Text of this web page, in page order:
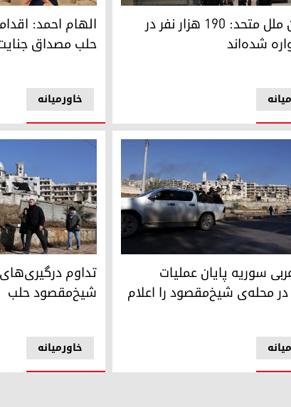
نفر در حلب آواره شده‌اند سازمان ملل متحد: ۱۹۰ هزار نفر در
شده‌اند
الهام احمد:
خاورمیانه
الهام احمد:
حلب مصداق
مناطق کوردستانی به شمال و شرق سوریه
سوریه پایان عملیات نظامی در محله‌ی شیخ‌مقصود را
سوریه پایان عملیات
محله‌ی شیخ‌مقصود را اعلام
تداوم درگیری‌های
خاورمیانه
تداوم
شیخ‌مقصود حلب